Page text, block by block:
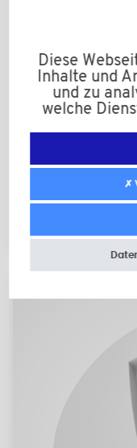
Rändelmutter
Diese
Inhalte und
und zu
welche
✗